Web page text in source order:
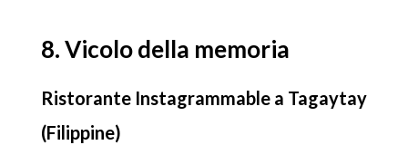
8. Vicolo della memoria
Ristorante Instagrammable a Tagaytay
(Filippine)